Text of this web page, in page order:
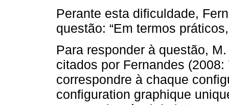
Perante esta dificuldade,
questão: “Em termos
Para responder à questão,
citados por Fernandes
correspondre à chaque
configuration graphique